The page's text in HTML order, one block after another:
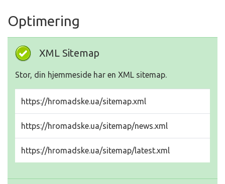
Optimering
XML Sitemap
Stor, din hjemmeside har en XML sitemap.
https://hromadske.ua/sitemap.xml
https://hromadske.ua/sitemap/news.xml
https://hromadske.ua/sitemap/latest.xml